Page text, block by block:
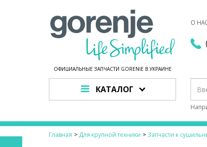
ОФИЦИАЛЬНЫЕ ЗАПЧАСТИ GORENJE В УКРАИНЕ
О
КАТАЛОГ
Главная Для крупной техники Запчасти к